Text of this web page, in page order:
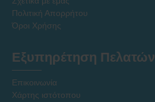
Πολιτική Απορρήτου
Όροι Χρήσης
Εξυπηρέτηση Πελατών
Επικοινωνία
Χάρτης ιστότοπου